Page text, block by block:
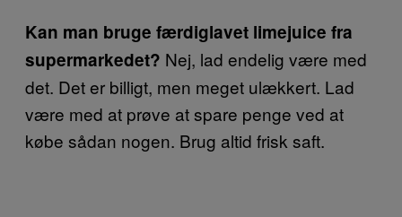
Kan man bruge færdiglavet limejuice fra
supermarkedet? Nej, lad endelig være med
det. Det er billigt, men meget ulækkert. Lad
være med at prøve at spare penge ved at
købe sådan nogen. Brug altid frisk saft.